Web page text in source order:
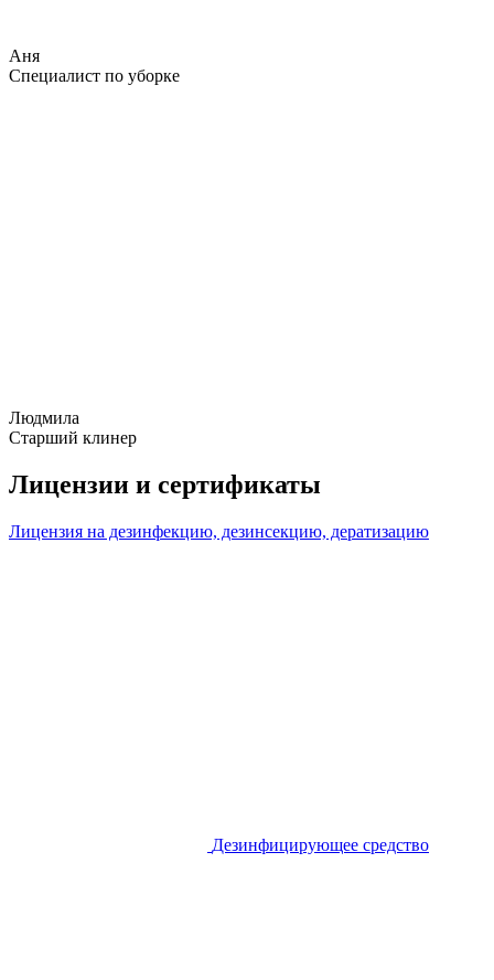
Аня
Специалист по уборке
Людмила
Старший клинер
Лицензии и сертификаты
Лицензия на дезинфекцию, дезинсекцию, дератизацию
Дезинфицирующее средство